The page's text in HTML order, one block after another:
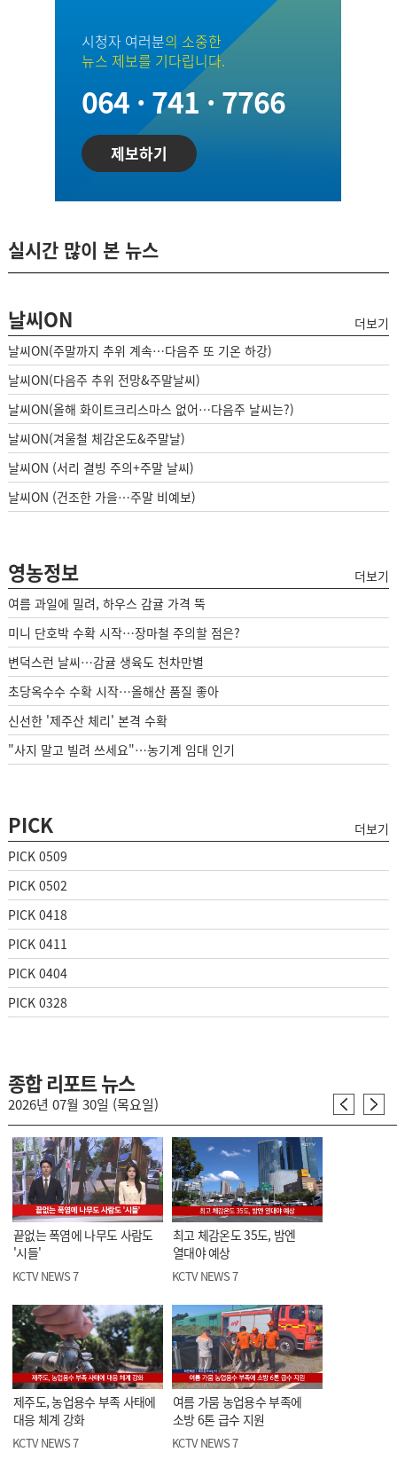
시청자 여러분의 소중한
뉴스 제보를 기다립니다.
064 · 741 · 7766
제보하기
실시간 많이 본 뉴스
날씨ON
더보기
날씨ON(주말까지 추위 계속…다음주 또 기온 하강)
날씨ON(다음주 추위 전망&주말날씨)
날씨ON(올해 화이트크리스마스 없어…다음주 날씨는?)
날씨ON(겨울철 체감온도&주말날)
날씨ON (서리 결빙 주의+주말 날씨)
날씨ON (건조한 가을…주말 비예보)
영농정보
더보기
여름 과일에 밀려, 하우스 감귤 가격 뚝
미니 단호박 수확 시작…장마철 주의할 점은?
변덕스런 날씨…감귤 생육도 천차만별
초당옥수수 수확 시작…올해산 품질 좋아
신선한 '제주산 체리' 본격 수확
"사지 말고 빌려 쓰세요"…농기계 임대 인기
PICK
더보기
PICK 0509
PICK 0502
PICK 0418
PICK 0411
PICK 0404
PICK 0328
종합 리포트 뉴스
2026년 07월 30일 (목요일)
끝없는 폭염에 나무도 사람도
'시들'
KCTV NEWS 7
최고 체감온도 35도, 밤엔
열대야 예상
KCTV NEWS 7
제주도, 농업용수 부족 사태에
대응 체계 강화
KCTV NEWS 7
여름 가뭄 농업용수 부족에
소방 6톤 급수 지원
KCTV NEWS 7